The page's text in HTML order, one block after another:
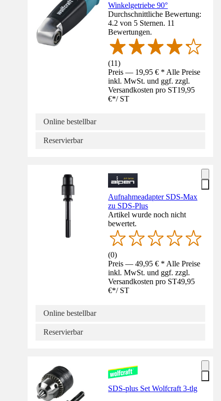
Winkelgetriebe 90°
Durchschnittliche Bewertung:
4.2 von 5 Sternen. 11
Bewertungen.
(11)
Preis — 19,95 € * Alle Preise
inkl. MwSt. und ggf. zzgl.
Versandkosten pro ST19,95
€*/ ST
Online bestellbar
Reservierbar
Aufnahmeadapter SDS-Max
zu SDS-Plus
Artikel wurde noch nicht
bewertet.
(0)
Preis — 49,95 € * Alle Preise
inkl. MwSt. und ggf. zzgl.
Versandkosten pro ST49,95
€*/ ST
Online bestellbar
Reservierbar
SDS-plus Set Wolfcraft 3-tlg